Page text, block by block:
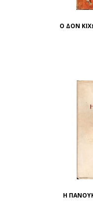
Ο ΔΟΝ
Η